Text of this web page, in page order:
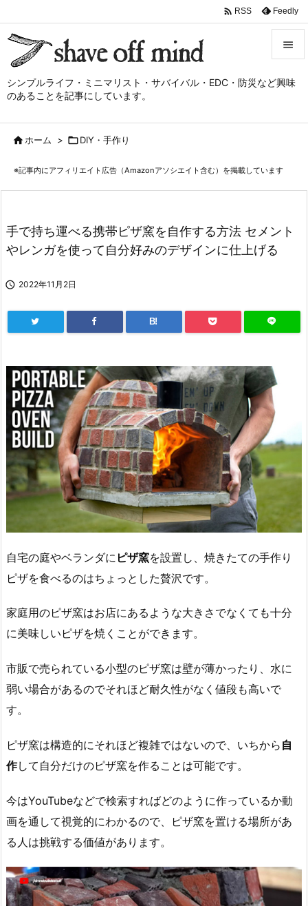
シンプルライフ・ミニマリスト・サバイバル・EDC・防災など興味
のあることを記事にしています。

メニュ
サイド
次へ
検索
 RSS Feedly
ホーム > DIY・手作り
※記事内にアフィリエイト広告（Amazonアソシエイト含む）を掲載しています
手で持ち運べる携帯ピザ窯を自作する方法 セメント
やレンガを使って自分好みのデザインに仕上げる
 2022年11月2日
B!
自宅の庭やベランダに ピザ窯を設置し、焼きたての手作り
ピザを食べるのはちょっとした贅沢です。
家庭用のピザ窯はお店にあるような大きさでなくても十分
に美味しいピザを焼くことができます。
市販で売られている小型のピザ窯は壁が薄かったり、水に
弱い場合があるのでそれほど耐久性がなく値段も高いで
す。
ピザ窯は構造的にそれほど複雑ではないので、いちから 自
作して自分だけのピザ窯を作ることは可能です。
今はYouTubeなどで検索すればどのように作っているか動
画を通して視覚的にわかるので、ピザ窯を置ける場所があ
る人は挑戦する価値があります。